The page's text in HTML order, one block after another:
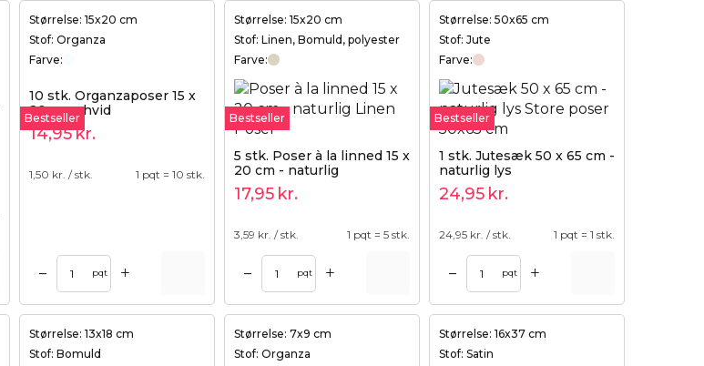
Størrelse: 15x20 cm
Stof: Organza
Farve:
Bestseller
10 stk. Organzaposer 15 x
20 cm - hvid
14,95kr.
1,50 kr. / stk. 1 pqt = 10 stk.
– pqt +
Størrelse: 15x20 cm
Stof: Linen, Bomuld, polyester
Farve:
Bestseller
5 stk. Poser à la linned 15 x
20 cm - naturlig
17,95 kr.
3,59 kr. / stk. 1 pqt = 5 stk.
– pqt +
Størrelse: 50x65 cm
Stof: Jute
Farve:
Bestseller
1 stk. Jutesæk 50 x 65 cm -
naturlig lys
24,95 kr.
24,95 kr. / stk. 1 pqt = 1 stk.
– pqt +
Tilføj til kurv
Størrelse: 13x18 cm
Stof: Bomuld
Størrelse: 7x9 cm
Stof: Organza
Størrelse: 16x37 cm
Stof: Satin